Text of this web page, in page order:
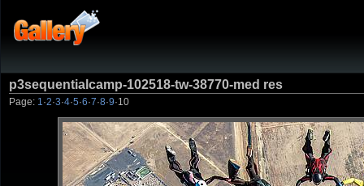
p3sequentialcamp-102518-tw-38770-med res
Page: 1 ·2·3·4·5·6·7·8·9·10